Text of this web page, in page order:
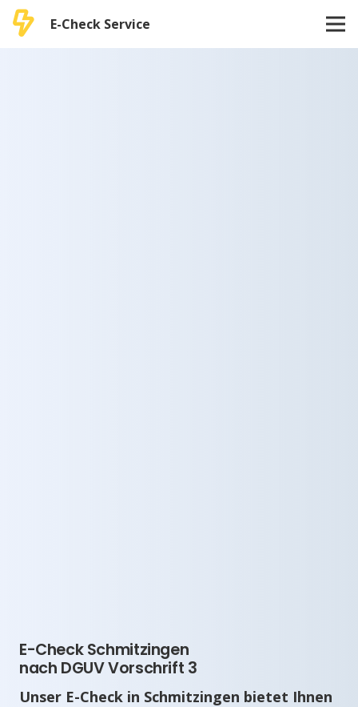
E-Check Service
E-Check Schmitzingen
nach DGUV Vorschrift 3
Unser E-Check in Schmitzingen bietet Ihnen